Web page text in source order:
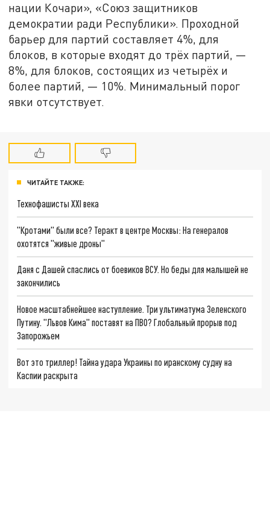
нации Кочари», «Союз защитников
демократии ради Республики». Проходной
барьер для партий составляет 4%, для
блоков, в которые входят до трёх партий, —
8%, для блоков, состоящих из четырёх и
более партий, — 10%. Минимальный порог
явки отсутствует.
ЧИТАЙТЕ ТАКЖЕ:
Технофашисты XXI века
"Кротами" были все? Теракт в центре Москвы: На генералов
охотятся "живые дроны"
Даня с Дашей спаслись от боевиков ВСУ. Но беды для малышей не
закончились
Новое масштабнейшее наступление. Три ультиматума Зеленского
Путину. "Львов Кима" поставят на ПВО? Глобальный прорыв под
Запорожьем
Вот это триллер! Тайна удара Украины по иранскому судну на
Каспии раскрыта